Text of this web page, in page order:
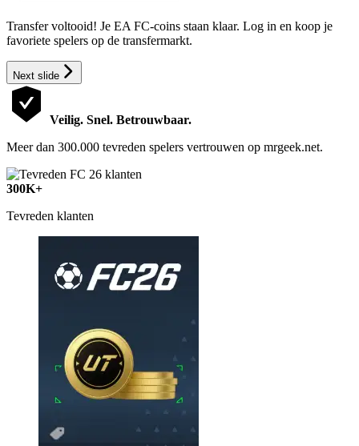
Transfer voltooid! Je EA FC-coins staan klaar. Log in en koop je
favoriete spelers op de transfermarkt.
Next slide
Veilig. Snel. Betrouwbaar.
Meer dan 300.000 tevreden spelers vertrouwen op mrgeek.net.
300K+
Tevreden klanten